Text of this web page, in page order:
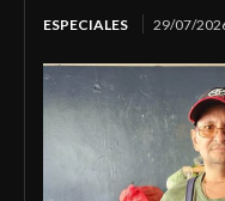
ESPECIALES 29/07/